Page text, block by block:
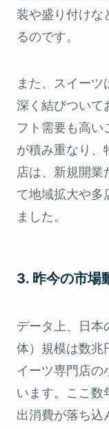
装や盛り付けな
るのです。
また、スイーツ
深く結びついて
フト需要も高い
が積み重なり、
店は、新規開業
て地域拡大や多
ました。
3. 昨今の市場
データ上、日本
体）規模は数兆
イーツ専門店の
います。ここ数
出消費が落ち込